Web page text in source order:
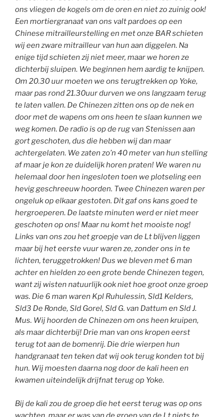
ons vliegen de kogels om de oren en niet zo zuinig ook!
Een mortiergranaat van ons valt pardoes op een
Chinese mitrailleurstelling en met onze BAR schieten
wij een zware mitrailleur van hun aan diggelen. Na
enige tijd schieten zij niet meer, maar we horen ze
dichterbij sluipen. We beginnen hem aardig te knijpen.
Om 20.30 uur moeten we ons terugtrekken op Yoke,
maar pas rond 21.30uur durven we ons langzaam terug
te laten vallen. De Chinezen zitten ons op de nek en
door met de wapens om ons heen te slaan kunnen we
weg komen. De radio is op de rug van Stenissen aan
gort geschoten, dus die hebben wij dan maar
achtergelaten. We zaten zo’n 40 meter van hun stelling
af maar je kon ze duidelijk horen praten! We waren nu
helemaal door hen ingesloten toen we plotseling een
hevig geschreeuw hoorden. Twee Chinezen waren per
ongeluk op elkaar gestoten. Dit gaf ons kans goed te
hergroeperen. De laatste minuten werd er niet meer
geschoten op ons! Maar nu komt het mooiste nog!
Links van ons zou het groepje van de Lt blijven liggen
maar bij het eerste vuur waren ze, zonder ons in te
lichten, teruggetrokken! Dus we bleven met 6 man
achter en hielden zo een grote bende Chinezen tegen,
want zij wisten natuurlijk ook niet hoe groot onze groep
was. Die 6 man waren Kpl Ruhulessin, Sld1 Kelders,
Sld3 De Ronde, Sld Gorel, Sld G. van Dattum en Sld J.
Mus. Wij hoorden de Chinezen om ons heen kruipen,
als maar dichterbij! Drie man van ons kropen eerst
terug tot aan de bomenrij. Die drie wierpen hun
handgranaat ten teken dat wij ook terug konden tot bij
hun. Wij moesten daarna nog door de kali heen en
kwamen uiteindelijk drijfnat terug op Yoke.
Bij de kali zou de groep die het eerst terug was op ons